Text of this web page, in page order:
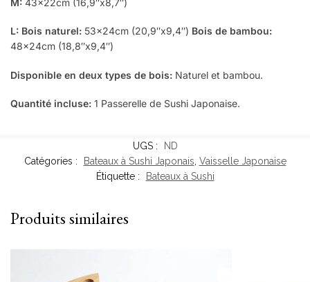
L: Bois naturel: 53x24cm (20,9″x9,4″) Bois de bambou:
48x24cm (18,8″x9,4″)
Disponible en deux types de bois: Naturel et bambou.
Quantité incluse: 1 Passerelle de Sushi Japonaise.
UGS :
ND
Catégories :
Bateaux à Sushi Japonais, Vaisselle Japonaise
Étiquette :
Bateaux à Sushi
Produits similaires